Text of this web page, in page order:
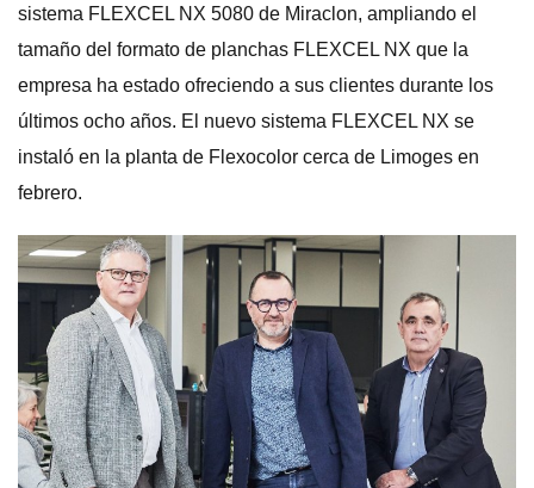
sistema FLEXCEL NX 5080 de Miraclon, ampliando el
tamaño del formato de planchas FLEXCEL NX que la
empresa ha estado ofreciendo a sus clientes durante los
últimos ocho años. El nuevo sistema FLEXCEL NX se
instaló en la planta de Flexocolor cerca de Limoges en
febrero.